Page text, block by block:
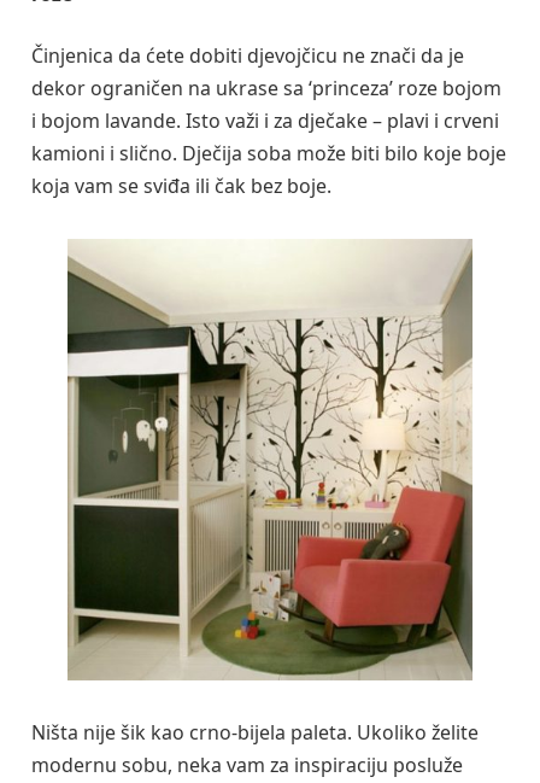
Činjenica da ćete dobiti djevojčicu ne znači da je
dekor ograničen na ukrase sa ‘princeza’ roze bojom
i bojom lavande. Isto važi i za dječake – plavi i crveni
kamioni i slično. Dječija soba može biti bilo koje boje
koja vam se sviđa ili čak bez boje.
Ništa nije šik kao crno-bijela paleta. Ukoliko želite
modernu sobu, neka vam za inspiraciju posluže